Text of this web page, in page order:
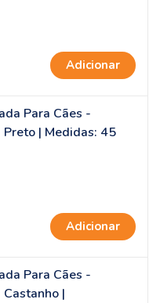
Adicionar
Para Cães -
| Medidas: 45
Adicionar
Para Cães -
|